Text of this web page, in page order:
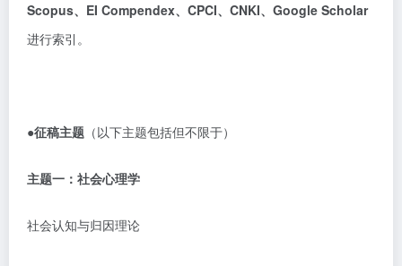
Scopus、EI Compendex、CPCI、CNKI、Google Scholar
进行索引。
●征稿主题 （以下主题包括但不限于）
主题一：社会心理学
社会认知与归因理论